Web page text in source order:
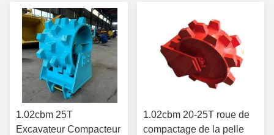
1.02cbm 25T
Excavateur Compacteur
1.02cbm 20-25T roue de
compactage de la pelle